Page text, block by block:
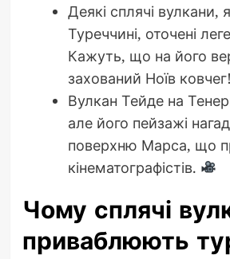
Деякі сплячі вулкани,
Туреччині, оточені
Кажуть, що на його
захований Ноїв ковчег!
Вулкан Тейде на
але його пейзажі
поверхню Марса, що
кінематографістів.
Чому сплячі
приваблюють